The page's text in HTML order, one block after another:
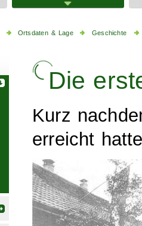
Ortsdaten & Lage Geschichte
Die
Kurz
erreicht